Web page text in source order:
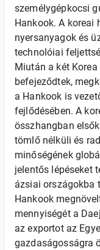
személygépkocsi
Hankook. A koreai
nyersanyagok és
technolóiai
Miután a két
befejeződtek,
a Hankook is
fejlődésében. A
összhangban
tömlő nélküli és
minőségének
jelentős lépéseket
ázsiai országokba
Hankook
mennyiségét a
az exportot az
gazdaságosságra